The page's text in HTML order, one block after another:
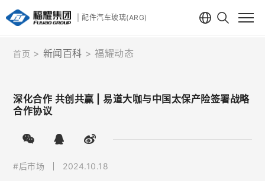
| 配件汽车玻璃(ARG)
首页 新闻百科 福耀动态
深化合作 共创共赢 | 易道大咖与中国太保产险签署战略
合作协议
#后市场 2024.10.18